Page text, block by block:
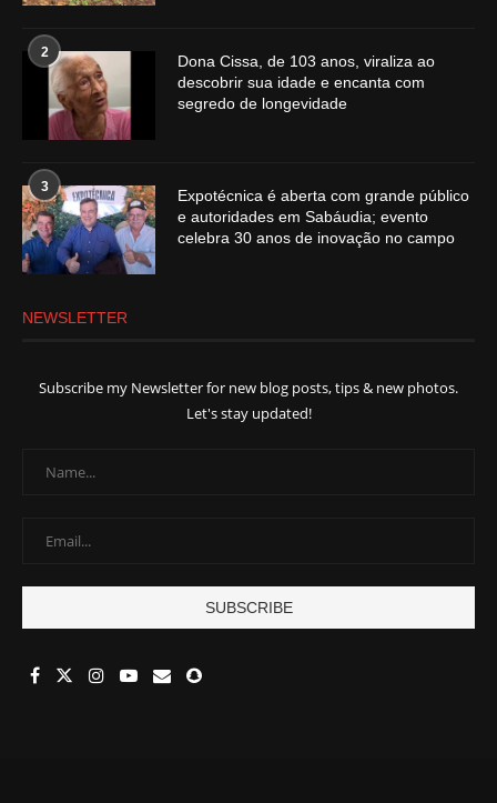
2
Dona Cissa, de 103 anos, viraliza ao
descobrir sua idade e encanta com
segredo de longevidade
3
Expotécnica é aberta com grande público
e autoridades em Sabáudia; evento
celebra 30 anos de inovação no campo
NEWSLETTER
Subscribe my Newsletter for new blog posts, tips & new photos.
Let's stay updated!